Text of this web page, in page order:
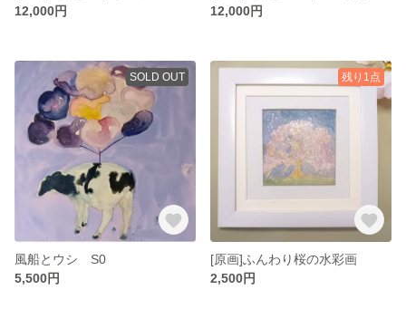
12,000円
12,000円
SOLD OUT
風船とウシ S0
5,500円
残り1点
[原画]ふんわり桜の水彩画
2,500円